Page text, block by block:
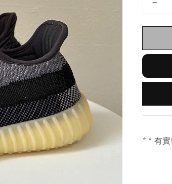
* * 有